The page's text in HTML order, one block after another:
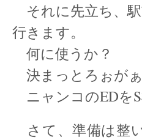
それに先立ち、
行きます。
何に使うか？
決まっとろぉが
ニャンコのEDを
さて、準備は整